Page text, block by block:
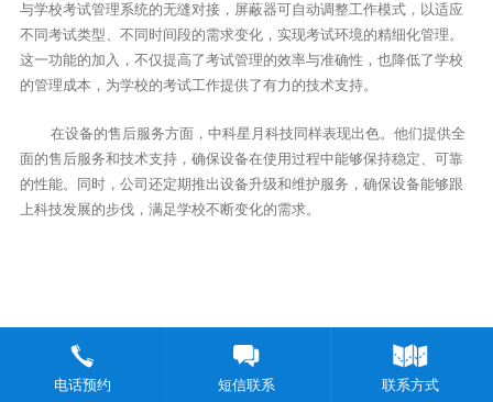
与学校考试管理系统的无缝对接，屏蔽器可自动调整工作模式，以适应
不同考试类型、不同时间段的需求变化，实现考试环境的精细化管理。
这一功能的加入，不仅提高了考试管理的效率与准确性，也降低了学校
的管理成本，为学校的考试工作提供了有力的技术支持。
在设备的售后服务方面，中科星月科技同样表现出色。他们提供全
面的售后服务和技术支持，确保设备在使用过程中能够保持稳定、可靠
的性能。同时，公司还定期推出设备升级和维护服务，确保设备能够跟
上科技发展的步伐，满足学校不断变化的需求。
电话预约 短信联系 联系方式